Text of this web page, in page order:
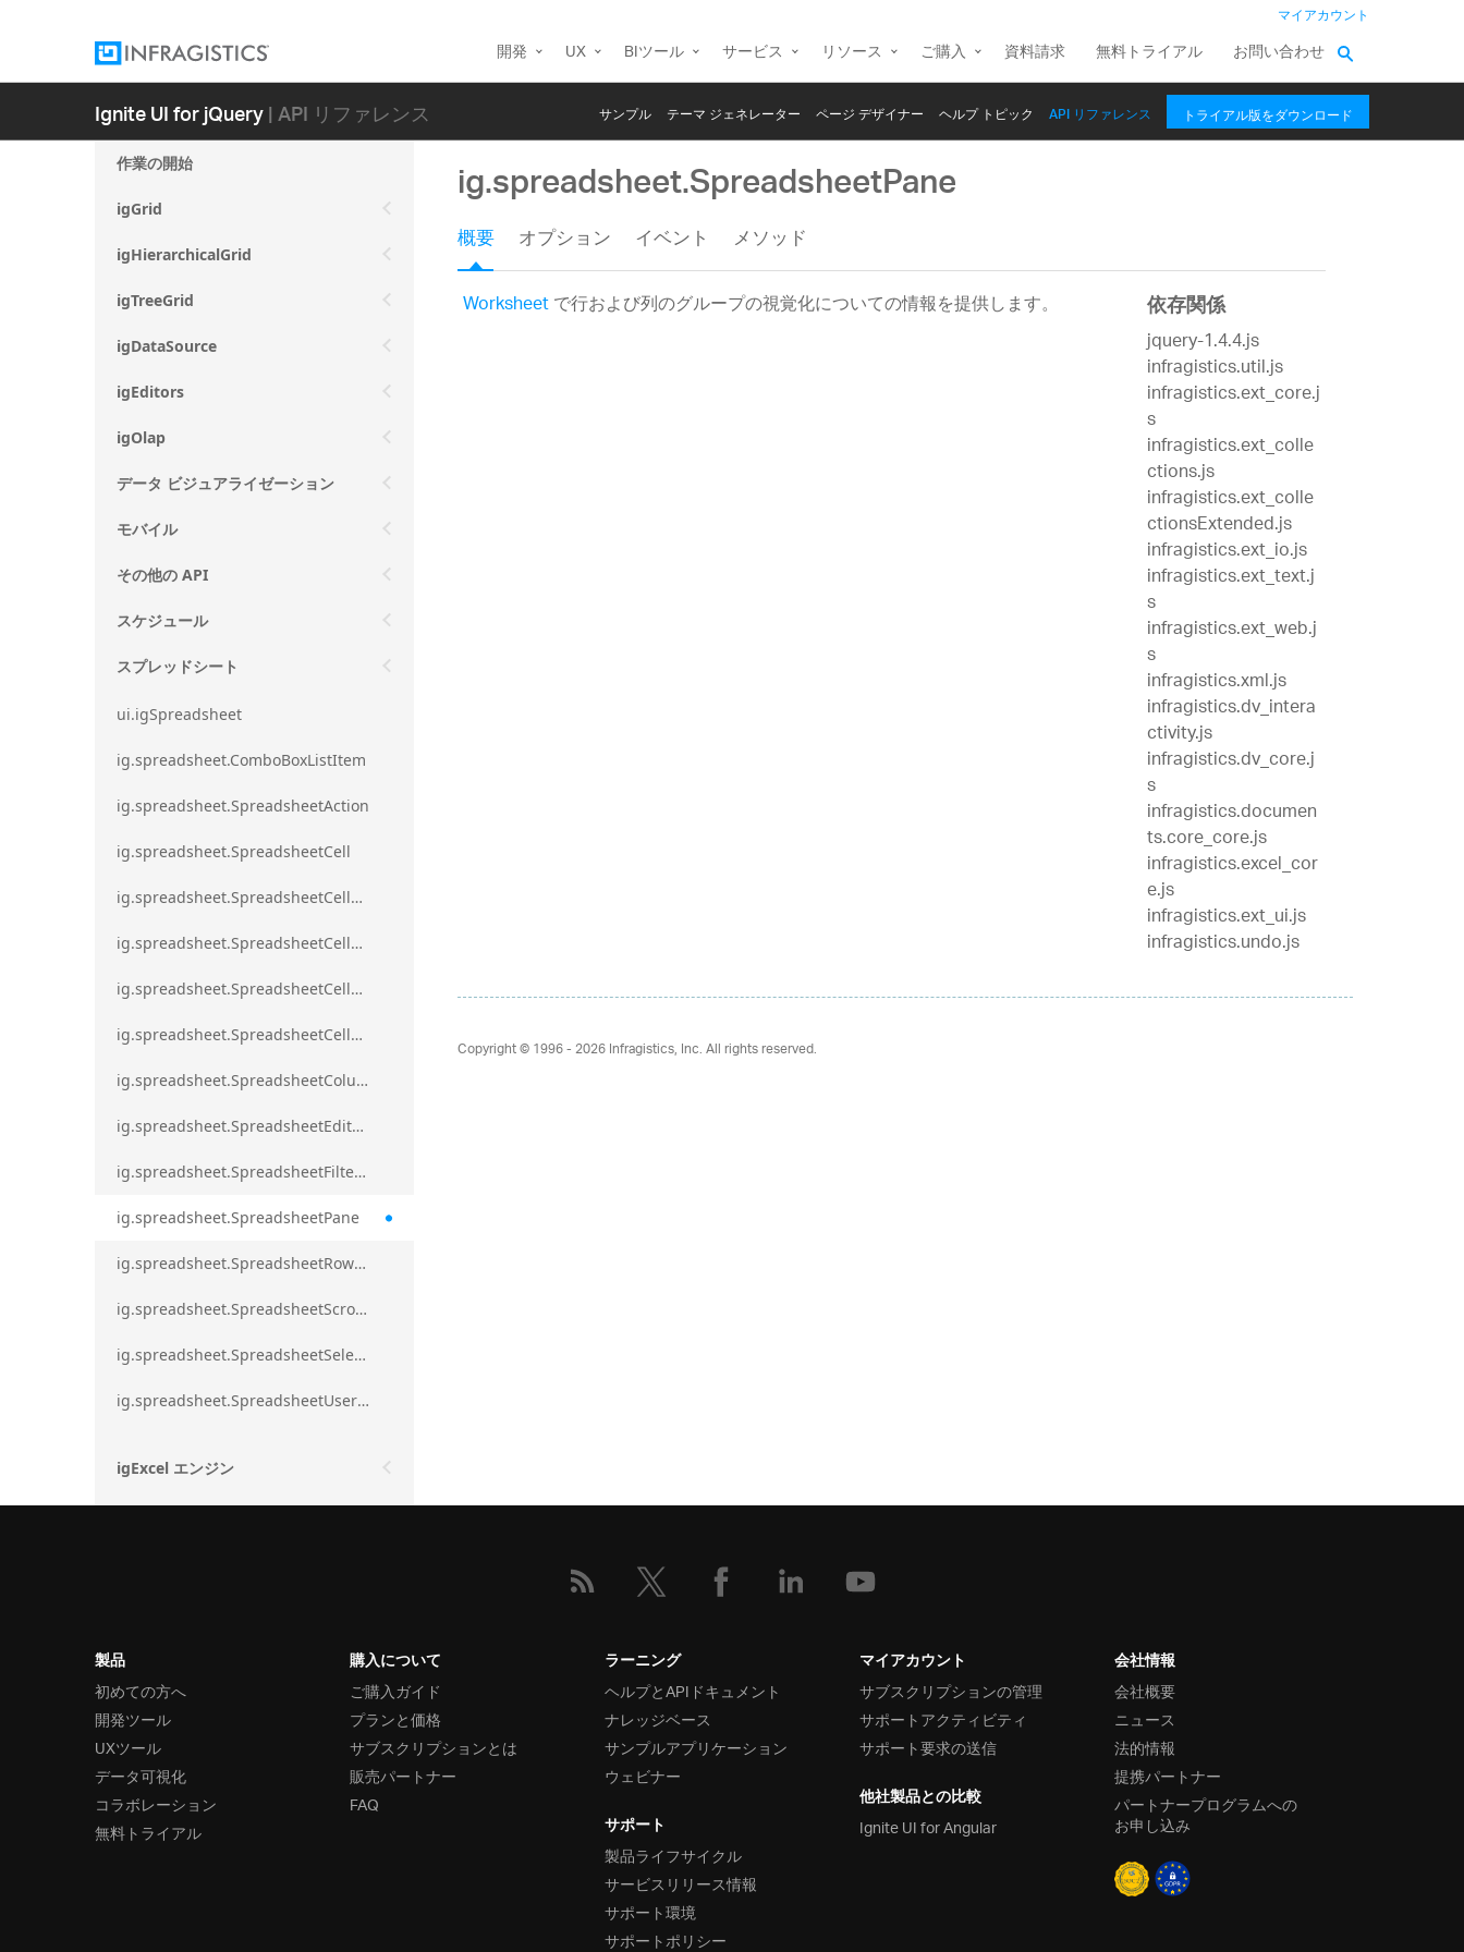
マイアカウント
開発 UX BIツール サービス リソース ご購入 資料請求 無料トライアル お問い合わせ
Ignite UI for jQuery| API リファレンス サンプル テーマ ジェネレーター ページ デザイナー ヘルプ トピック API リファレンス トライアル版をダウンロード
作業の開始
igGrid
igHierarchicalGrid
igTreeGrid
igDataSource
igEditors
igOlap
データ ビジュアライゼーション
モバイル
その他の API
スケジュール
スプレッドシート
ui.igSpreadsheet
ig.spreadsheet.ComboBoxListItem
ig.spreadsheet.SpreadsheetAction
ig.spreadsheet.SpreadsheetCell
ig.spreadsheet.SpreadsheetCellEditMode
ig.spreadsheet.SpreadsheetCellRange
ig.spreadsheet.SpreadsheetCellRangeBorders
ig.spreadsheet.SpreadsheetCellRangeFormat
ig.spreadsheet.SpreadsheetColumnScrollRegion
ig.spreadsheet.SpreadsheetEditModeValidationErrorAction
ig.spreadsheet.SpreadsheetFilterDialogOption
ig.spreadsheet.SpreadsheetPane
ig.spreadsheet.SpreadsheetRowScrollRegion
ig.spreadsheet.SpreadsheetScrollRegion
ig.spreadsheet.SpreadsheetSelection
ig.spreadsheet.SpreadsheetUserPromptTrigger
igExcel エンジン
ig.spreadsheet.SpreadsheetPane
概要 オプション イベント メソッド
Worksheetで行および列のグループの視覚化についての情報を提供します。 依存関係
jquery-1.4.4.js
infragistics.util.js
infragistics.ext_core.j
s
infragistics.ext_colle
ctions.js
infragistics.ext_colle
ctionsExtended.js
infragistics.ext_io.js
infragistics.ext_text.j
s
infragistics.ext_web.j
s
infragistics.xml.js
infragistics.dv_intera
ctivity.js
infragistics.dv_core.j
s
infragistics.documen
ts.core_core.js
infragistics.excel_cor
e.js
infragistics.ext_ui.js
infragistics.undo.js
Copyright © 1996 - 2026Infragistics, Inc. All rights reserved.
製品
初めての方へ
開発ツール
UXツール
データ可視化
コラボレーション
無料トライアル
購入について
ご購入ガイド
プランと価格
サブスクリプションとは
販売パートナー
FAQ
ラーニング
ヘルプとAPIドキュメント
ナレッジベース
サンプルアプリケーション
ウェビナー
サポート
製品ライフサイクル
サービスリリース情報
サポート環境
サポートポリシー
マイアカウント
サブスクリプションの管理
サポートアクティビティ
サポート要求の送信
他社製品との比較
Ignite UI for Angular
会社情報
会社概要
ニュース
法的情報
提携パートナー
パートナープログラムへの
お申し込み